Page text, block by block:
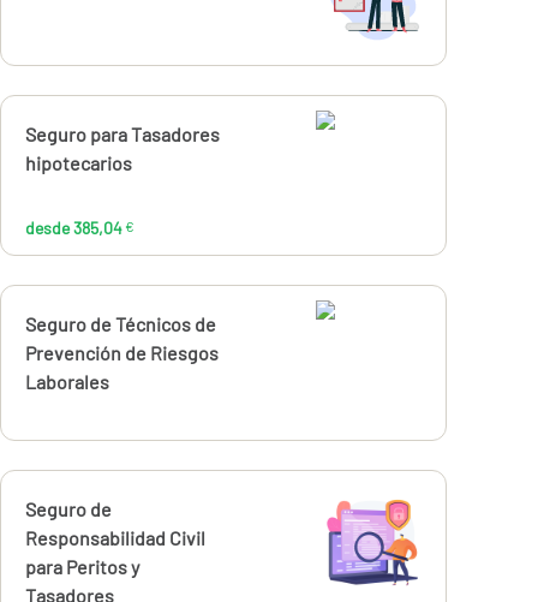
Calcúlalo ahora
Seguro para Tasadores
hipotecarios
desde 385,04 €
Calcúlalo ahora
Seguro de Técnicos de
Prevención de Riesgos
Laborales
Calcúlalo ahora
Seguro de
Responsabilidad Civil
para Peritos y
Tasadores
240,11€